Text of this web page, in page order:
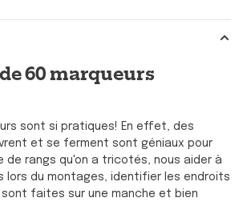
60 marqueurs
sont si pratiques! En effet, des
et se ferment sont géniaux pour
de rangs qu'on a tricotés, nous aider à
lors du montages, identifier les endroits
sont faites sur une manche et bien